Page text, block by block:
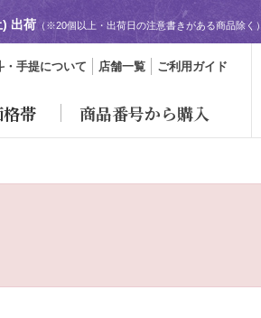
出荷 （※20個以上・出荷日の注意書きがある商品除く）
・手提について 店舗一覧 ご利用ガイド
帯 商品番号から購入